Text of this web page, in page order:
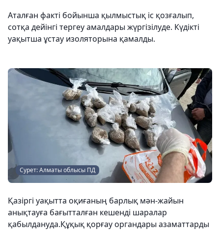
Аталған факті бойынша қылмыстық іс қозғалып,
сотқа дейінгі тергеу амалдары жүргізілуде. Күдікті
уақытша ұстау изоляторына қамалды.
Сурет: Алматы облысы ПД
Қазіргі уақытта оқиғаның барлық мән-жайын
анықтауға бағытталған кешенді шаралар
қабылдануда.Құқық қорғау органдары азаматтарды